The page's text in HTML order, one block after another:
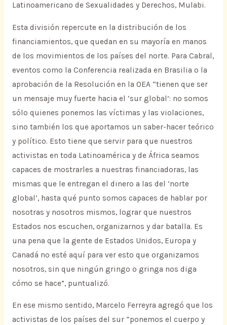
Latinoamericano de Sexualidades y Derechos, Mulabi.
Esta división repercute en la distribución de los
financiamientos, que quedan en su mayoría en manos
de los movimientos de los países del norte. Para Cabral,
eventos como la Conferencia realizada en Brasilia o la
aprobación de la Resolución en la OEA “tienen que ser
un mensaje muy fuerte hacia el ‘sur global’: no somos
sólo quienes ponemos las víctimas y las violaciones,
sino también los que aportamos un saber-hacer teórico
y político. Esto tiene que servir para que nuestros
activistas en toda Latinoamérica y de África seamos
capaces de mostrarles a nuestras financiadoras, las
mismas que le entregan el dinero a las del ‘norte
global’, hasta qué punto somos capaces de hablar por
nosotras y nosotros mismos, lograr que nuestros
Estados nos escuchen, organizarnos y dar batalla. Es
una pena que la gente de Estados Unidos, Europa y
Canadá no esté aquí para ver esto que organizamos
nosotros, sin que ningún gringo o gringa nos diga
cómo se hace”, puntualizó.
En ese mismo sentido, Marcelo Ferreyra agregó que los
activistas de los países del sur “ponemos el cuerpo y